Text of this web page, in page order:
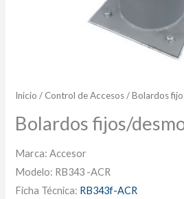
Inicio / Control de Accesos/ Bolardos
Bolardos fijos/
Marca: Accesor
Modelo: RB343 -ACR
Ficha Técnica: RB343f-ACR